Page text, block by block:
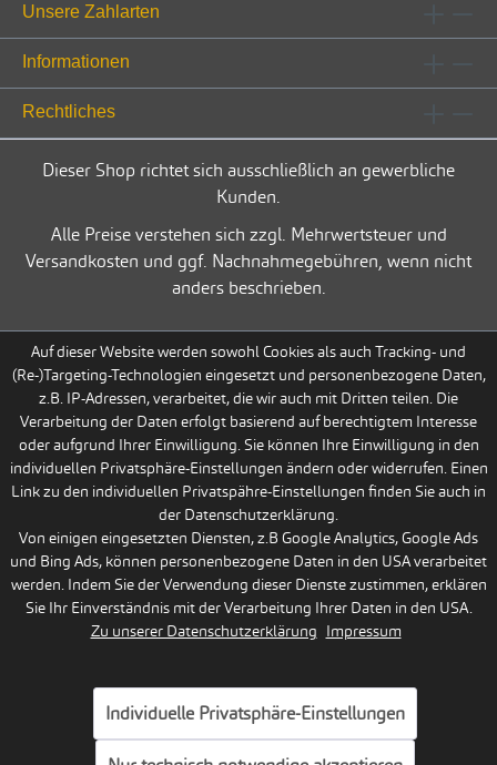
Unsere Zahlarten
Informationen
Rechtliches
Dieser Shop richtet sich ausschließlich an gewerbliche
Kunden.
Alle Preise verstehen sich zzgl. Mehrwertsteuer und
Versandkosten und ggf. Nachnahmegebühren, wenn nicht
anders beschrieben.
Auf dieser Website werden sowohl Cookies als auch Tracking- und
(Re-)Targeting-Technologien eingesetzt und personenbezogene Daten,
z.B. IP-Adressen, verarbeitet, die wir auch mit Dritten teilen. Die
Verarbeitung der Daten erfolgt basierend auf berechtigtem Interesse
oder aufgrund Ihrer Einwilligung. Sie können Ihre Einwilligung in den
individuellen Privatsphäre-Einstellungen ändern oder widerrufen. Einen
Link zu den individuellen Privatspähre-Einstellungen finden Sie auch in
der Datenschutzerklärung.
Von einigen eingesetzten Diensten, z.B Google Analytics, Google Ads
und Bing Ads, können personenbezogene Daten in den USA verarbeitet
werden. Indem Sie der Verwendung dieser Dienste zustimmen, erklären
Sie Ihr Einverständnis mit der Verarbeitung Ihrer Daten in den USA.
Zu unserer Datenschutzerklärung Impressum
Individuelle Privatsphäre-Einstellungen